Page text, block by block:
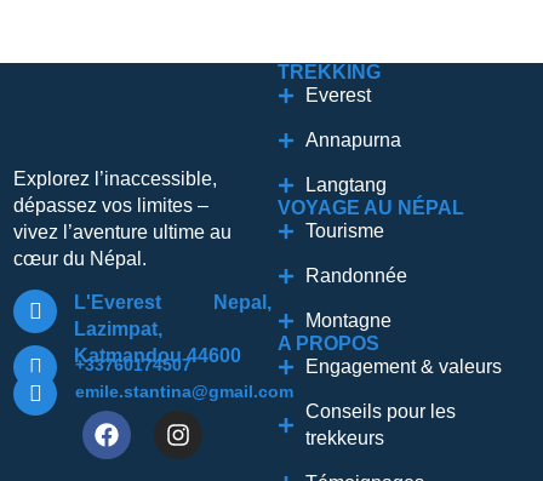
Explorez l’inaccessible,
dépassez vos limites –
vivez l’aventure ultime au
cœur du Népal.
L'Everest Nepal,
Lazimpat,
Katmandou 44600
+33760174507
emile.stantina@gmail.com
TREKKING
Everest
Annapurna
Langtang
VOYAGE AU NÉPAL
Tourisme
Randonnée
Montagne
A PROPOS
Engagement & valeurs
Conseils pour les
trekkeurs